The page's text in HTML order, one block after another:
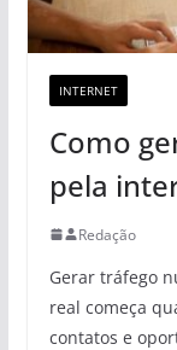
INTERNET
Como
pela
Redação
Gerar tráfego
real começa
contatos e